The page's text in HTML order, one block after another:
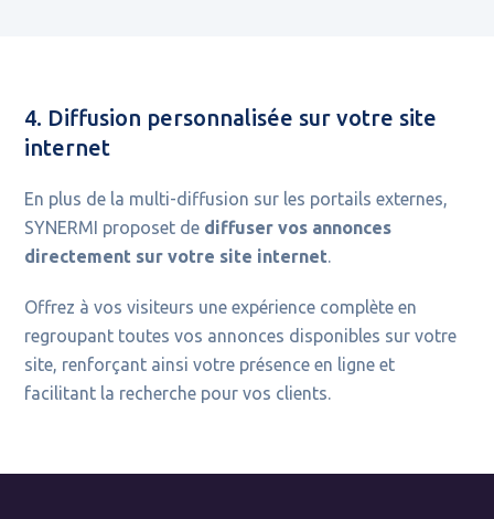
4. Diffusion personnalisée sur votre site
internet
En plus de la multi-diffusion sur les portails externes,
SYNERMI proposet de diffuser vos annonces
directement sur votre site internet.
Offrez à vos visiteurs une expérience complète en
regroupant toutes vos annonces disponibles sur votre
site, renforçant ainsi votre présence en ligne et
facilitant la recherche pour vos clients.